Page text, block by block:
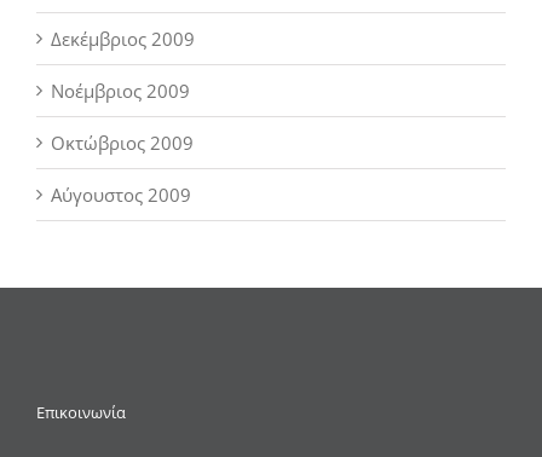
Δεκέμβριος 2009
Νοέμβριος 2009
Οκτώβριος 2009
Αύγουστος 2009
Επικοινωνία